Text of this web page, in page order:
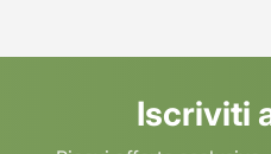
Iscriviti